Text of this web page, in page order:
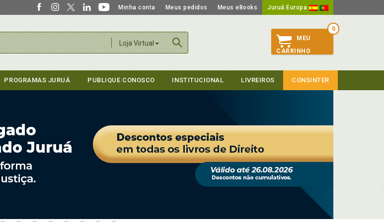
Minha conta Meus pedidos Meus eBooks Juruá Europa
Loja Virtual
0
MEU
CARRINHO
PROGRAMAS JURUÁ PUBLIQUE CONOSCO INSTITUCIONAL LIVREIROS CONSINTER